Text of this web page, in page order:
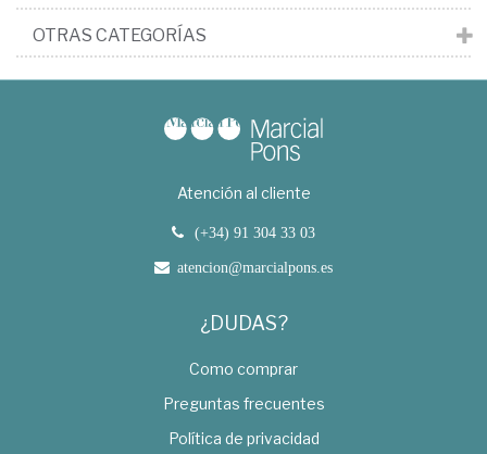
OTRAS CATEGORÍAS
Atención al cliente
(+34) 91 304 33 03
atencion@marcialpons.es
¿DUDAS?
Como comprar
Preguntas frecuentes
Política de privacidad